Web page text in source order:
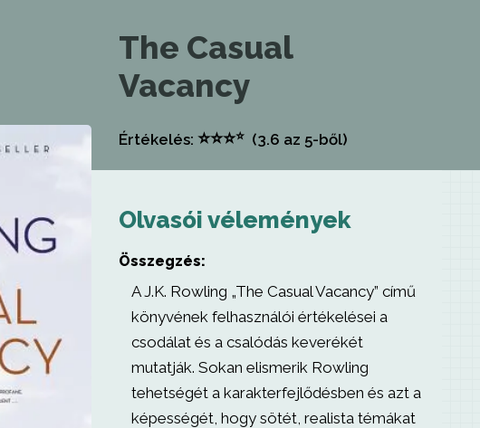
The Casual
Vacancy
Értékelés: ⭐⭐⭐⭐ (3.6 az 5-ből)
Olvasói vélemények
Összegzés:
A J.K. Rowling „The Casual Vacancy” című
könyvének felhasználói értékelései a
csodálat és a csalódás keverékét
mutatják. Sokan elismerik Rowling
tehetségét a karakterfejlődésben és azt a
képességét, hogy sötét, realista témákat